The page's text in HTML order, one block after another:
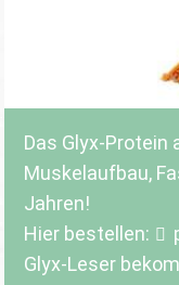
Das Glyx-Protein
Muskelaufbau,
Jahren!
Hier bestellen:
Glyx-Leser